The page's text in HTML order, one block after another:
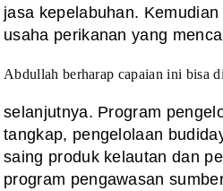
jasa kepelabuhan. Kemudian
usaha perikanan yang
Abdullah berharap capaian ini bisa
selanjutnya. Program
tangkap, pengelolaan
saing produk kelautan dan
program pengawasan